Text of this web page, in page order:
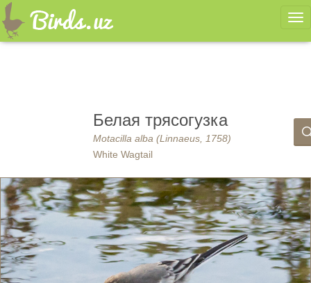
Белая трясогузка
Motacilla alba (Linnaeus, 1758)
White Wagtail